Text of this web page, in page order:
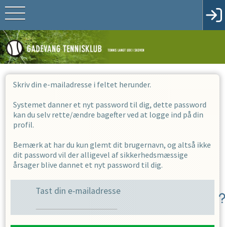
Skriv din e-mailadresse i feltet herunder.
Systemet danner et nyt password til dig, dette password
kan du selv rette/ændre bagefter ved at logge ind på din
profil.
Bemærk at har du kun glemt dit brugernavn, og altså ikke
dit password vil der alligevel af sikkerhedsmæssige
årsager blive dannet et nyt password til dig.
Tast din e-mailadresse